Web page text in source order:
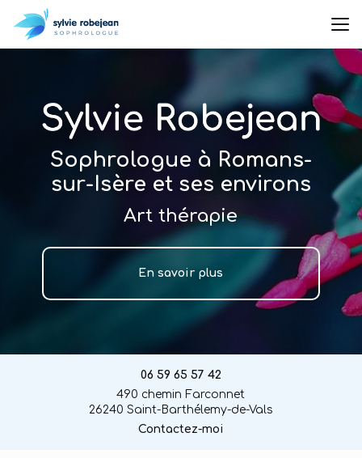
au
contenu
Sophrologue à Romans-
sur-Isère et ses environs
Art thérapie
En savoir plus
06 59 65 57 42
490 chemin Farconnet
26240 Saint-Barthélemy-de-Vals
Contactez-moi